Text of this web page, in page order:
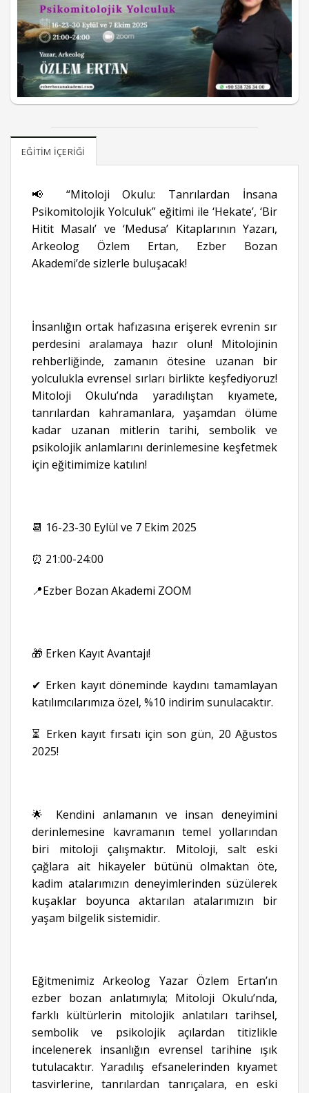
EĞITIM İÇERIĞI
📢 “Mitoloji Okulu: Tanrılardan İnsana
Psikomitolojik Yolculuk” eğitimi ile ‘Hekate’, ‘Bir
Hitit Masalı’ ve ‘Medusa’ Kitaplarının Yazarı,
Arkeolog Özlem Ertan, Ezber Bozan
Akademi’de sizlerle buluşacak!
İnsanlığın ortak hafızasına erişerek evrenin sır
perdesini aralamaya hazır olun! Mitolojinin
rehberliğinde, zamanın ötesine uzanan bir
yolculukla evrensel sırları birlikte keşfediyoruz!
Mitoloji Okulu’nda yaradılıştan kıyamete,
tanrılardan kahramanlara, yaşamdan ölüme
kadar uzanan mitlerin tarihi, sembolik ve
psikolojik anlamlarını derinlemesine keşfetmek
için eğitimimize katılın!
📆 16-23-30 Eylül ve 7 Ekim 2025
⏰ 21:00-24:00
📍Ezber Bozan Akademi ZOOM
🎁 Erken Kayıt Avantajı!
✔ Erken kayıt döneminde kaydını tamamlayan
katılımcılarımıza özel, %10 indirim sunulacaktır.
⏳ Erken kayıt fırsatı için son gün, 20 Ağustos
2025!
🌟 Kendini anlamanın ve insan deneyimini
derinlemesine kavramanın temel yollarından
biri mitoloji çalışmaktır. Mitoloji, salt eski
çağlara ait hikayeler bütünü olmaktan öte,
kadim atalarımızın deneyimlerinden süzülerek
kuşaklar boyunca aktarılan atalarımızın bir
yaşam bilgelik sistemidir.
Eğitmenimiz Arkeolog Yazar Özlem Ertan’ın
ezber bozan anlatımıyla; Mitoloji Okulu’nda,
farklı kültürlerin mitolojik anlatıları tarihsel,
sembolik ve psikolojik açılardan titizlikle
incelenerek insanlığın evrensel tarihine ışık
tutulacaktır. Yaradılış efsanelerinden kıyamet
tasvirlerine, tanrılardan tanrıçalara, en eski